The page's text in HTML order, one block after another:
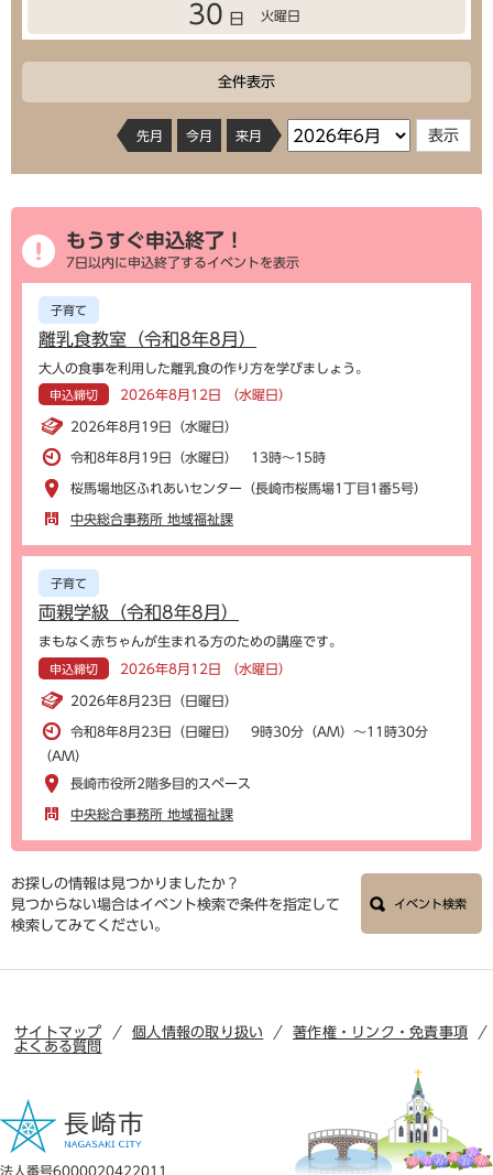
30 日 火曜日
全件表示
先月 今月 来月
もうすぐ申込終了！
7日以内に申込終了するイベントを表示
子育て
離乳食教室（令和8年8月）
大人の食事を利用した離乳食の作り方を学びましょう。
申込締切 2026年8月12日 （水曜日）
2026年8月19日（水曜日）
令和8年8月19日（水曜日） 13時～15時
桜馬場地区ふれあいセンター（長崎市桜馬場1丁目1番5号）
中央総合事務所 地域福祉課
子育て
両親学級（令和8年8月）
まもなく赤ちゃんが生まれる方のための講座です。
申込締切 2026年8月12日 （水曜日）
2026年8月23日（日曜日）
令和8年8月23日（日曜日） 9時30分（AM）～11時30分
（AM）
長崎市役所2階多目的スペース
中央総合事務所 地域福祉課
お探しの情報は見つかりましたか？
見つからない場合はイベント検索で条件を指定して
検索してみてください。
イベント検索
サイトマップ 個人情報の取り扱い
著作権・リンク・免責事項
よくある質問
法人番号6000020422011